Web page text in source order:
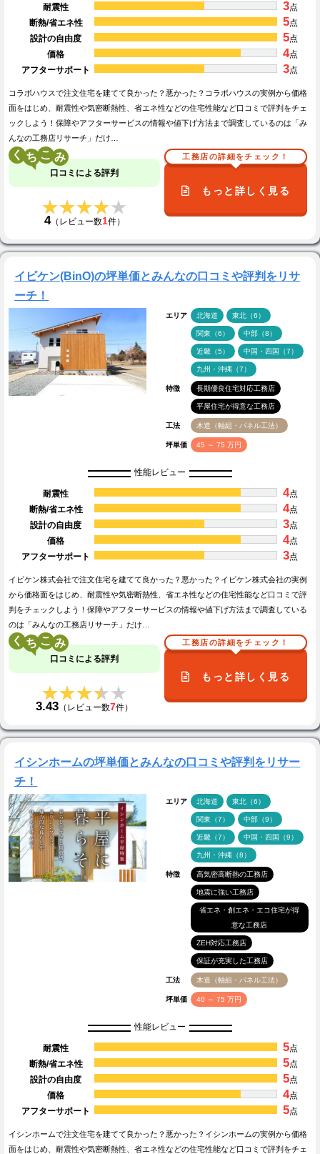
耐震性 3点
断熱/省エネ性
5点
設計の自由度
5点
価格
4点
アフターサポート
3点
コラボハウスで注文住宅を建てて良かった？悪かった？コラボハウスの実例から価格
面をはじめ、耐震性や気密断熱性、省エネ性などの住宅性能など口コミで評判をチェ
ックしよう！保障やアフターサービスの情報や値下げ方法まで調査しているのは「み
んなの工務店リサーチ」だけ…
く こ
口コミによる評判
★★★★★
★★★★★
4（レビュー数1件）
工務店の詳細をチェック！
もっと詳しく見る
イビケン(BinO)の坪単価とみんなの口コミや評判をリサ
ーチ！
エリア 北海道 東北（6）
関東（6） 中部（8）
近畿（5） 中国・四国（7）
九州・沖縄（7）
特徴 長期優良住宅対応工務店
平屋住宅が得意な工務店
工法 木造（軸組・パネル工法）
坪単価 45 ～ 75 万円
性能レビュー
耐震性 4点
断熱/省エネ性
4点
設計の自由度
3点
価格
4点
アフターサポート
3点
イビケン株式会社で注文住宅を建てて良かった？悪かった？イビケン株式会社の実例
から価格面をはじめ、耐震性や気密断熱性、省エネ性などの住宅性能など口コミで評
判をチェックしよう！保障やアフターサービスの情報や値下げ方法まで調査している
のは「みんなの工務店リサーチ」だけ…
く こ
口コミによる評判
★★★★★
★★★★★
3.43 （レビュー数7件）
工務店の詳細をチェック！
もっと詳しく見る
イシンホームの坪単価とみんなの口コミや評判をリサー
チ！
エリア 北海道 東北（6）
関東（7） 中部（9）
近畿（7） 中国・四国（9）
九州・沖縄（8）
特徴 高気密高断熱の工務店
地震に強い工務店
省エネ・創エネ・エコ住宅が得
意な工務店
ZEH対応工務店
保証が充実した工務店
工法 木造（軸組・パネル工法）
坪単価 40 ～ 75 万円
性能レビュー
耐震性 5点
断熱/省エネ性
5点
設計の自由度
5点
価格
4点
アフターサポート
5点
イシンホームで注文住宅を建てて良かった？悪かった？イシンホームの実例から価格
面をはじめ、耐震性や気密断熱性、省エネ性などの住宅性能など口コミで評判をチェ